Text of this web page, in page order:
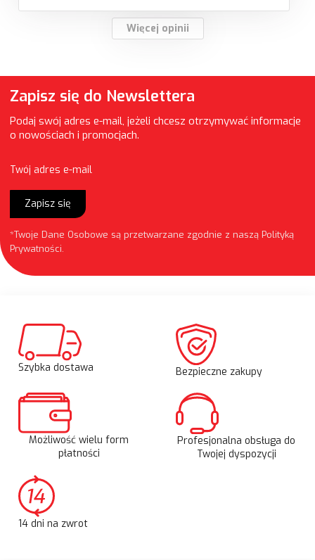
Więcej opinii
Zapisz się do Newslettera
Podaj swój adres e-mail, jeżeli chcesz otrzymywać informacje
o nowościach i promocjach.
Twój adres e-mail
Zapisz się
*Twoje Dane Osobowe są przetwarzane zgodnie z naszą Polityką
Prywatności.
Szybka dostawa Bezpieczne zakupy
Możliwość wielu form
płatności
Profesjonalna obsługa do
Twojej dyspozycji
14 dni na zwrot